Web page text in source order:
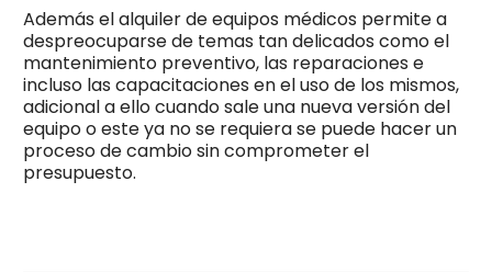
Además el alquiler de equipos médicos permite a
despreocuparse de temas tan delicados como el
mantenimiento preventivo, las reparaciones e
incluso las capacitaciones en el uso de los mismos,
adicional a ello cuando sale una nueva versión del
equipo o este ya no se requiera se puede hacer un
proceso de cambio sin comprometer el
presupuesto.